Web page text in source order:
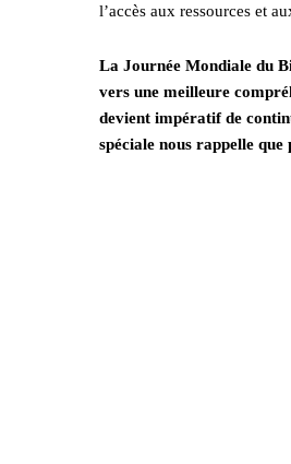
l’accès aux ressources et
La Journée Mondiale du
vers une meilleure
devient impératif de
spéciale nous rappelle